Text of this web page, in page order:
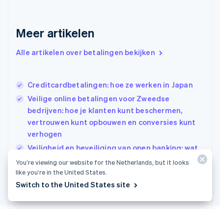
Meer artikelen
Alle artikelen over betalingen bekijken
Creditcardbetalingen: hoe ze werken in Japan
Veilige online betalingen voor Zweedse
bedrijven: hoe je klanten kunt beschermen,
vertrouwen kunt opbouwen en conversies kunt
verhogen
Veiligheid en beveiliging van open banking: wat
je moet weten voordat je je rekeningen koppelt
English
English
Ierland
India
English
Italië
ItalianoEnglish
日本語English
Kroatië
EnglishItaliano
Letland
Liechtenstein
You’re viewing our website for the Netherlands, but it looks
like you’re in the United States.
Switch to the United States site